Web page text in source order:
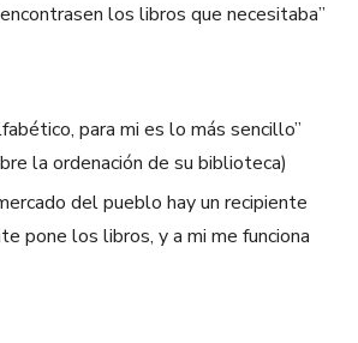
los libros que necesitaba”
para mi es lo más sencillo”
la ordenación de su biblioteca)
del pueblo hay un recipiente
pone los libros, y a mi me funciona